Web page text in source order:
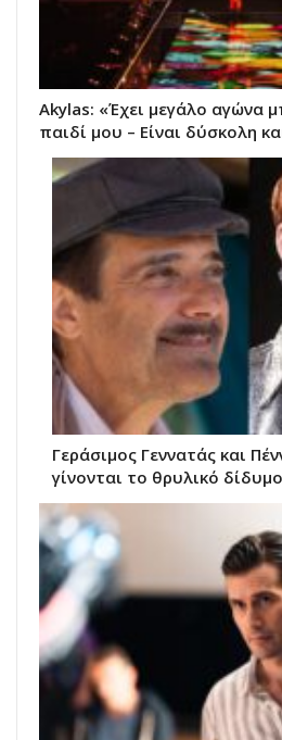
Akylas: «Έχει μεγάλο αγώνα
παιδί μου – Είναι δύσκολη
Γεράσιμος Γεννατάς και
γίνονται το θρυλικό